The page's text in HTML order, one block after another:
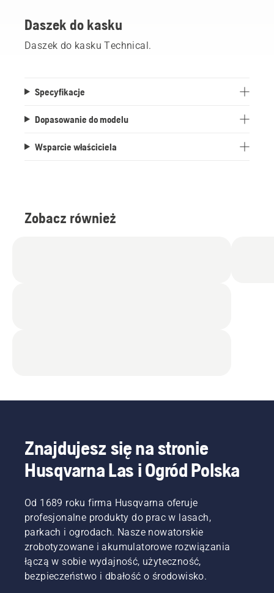
Daszek do kasku
Daszek do kasku Technical.
Specyfikacje
Dopasowanie do modelu
Wsparcie właściciela
Zobacz również
Znajdujesz się na stronie
Husqvarna Las i Ogród Polska
Od 1689 roku firma Husqvarna oferuje
profesjonalne produkty do prac w lasach,
parkach i ogrodach. Nasze nowatorskie
zrobotyzowane i akumulatorowe rozwiązania
łączą w sobie wydajność, użyteczność,
bezpieczeństwo i dbałość o środowisko.